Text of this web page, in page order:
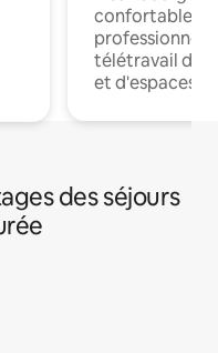
confortables
professionnels
télétravail
et d'espaces
des séjours